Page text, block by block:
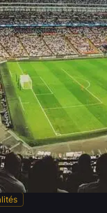
:
à la
de son